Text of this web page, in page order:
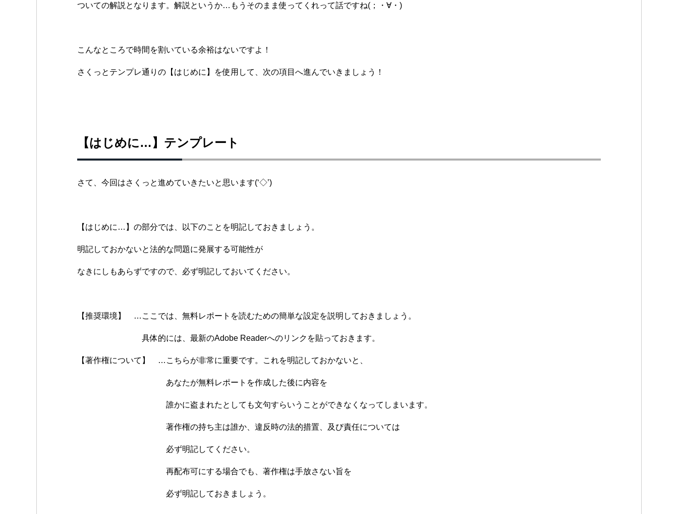
ついての解説となります。解説というか…もうそのまま使ってくれって話ですね(；・∀・)
こんなところで時間を割いている余裕はないですよ！
さくっとテンプレ通りの【はじめに】を使用して、次の項目へ進んでいきましょう！
【はじめに…】テンプレート
さて、今回はさくっと進めていきたいと思います(‘◇’)ゞ
【はじめに…】の部分では、以下のことを明記しておきましょう。
明記しておかないと法的な問題に発展する可能性が
なきにしもあらずですので、必ず明記しておいてください。
【推奨環境】 …ここでは、無料レポートを読むための簡単な設定を説明しておきましょう。
具体的には、最新のAdobe Readerへのリンクを貼っておきます。
【著作権について】 …こちらが非常に重要です。これを明記しておかないと、
あなたが無料レポートを作成した後に内容を
誰かに盗まれたとしても文句すらいうことができなくなってしまいます。
著作権の持ち主は誰か、違反時の法的措置、及び責任については
必ず明記してください。
再配布可にする場合でも、著作権は手放さない旨を
必ず明記しておきましょう。